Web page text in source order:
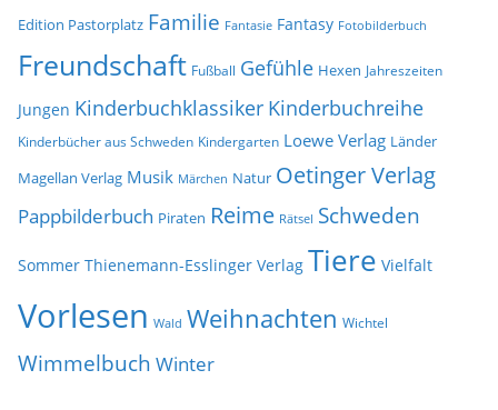
Edition Pastorplatz Familie Fantasie Fantasy Fotobilderbuch
Freundschaft Fußball Gefühle Hexen Jahreszeiten
Jungen Kinderbuchklassiker Kinderbuchreihe
Kinderbücher aus Schweden Kindergarten Loewe Verlag Länder
Magellan Verlag Musik Märchen Natur Oetinger Verlag
Pappbilderbuch Piraten Reime Rätsel Schweden
Sommer Thienemann-Esslinger Verlag Tiere Vielfalt
Vorlesen Wald Weihnachten Wichtel
Wimmelbuch Winter